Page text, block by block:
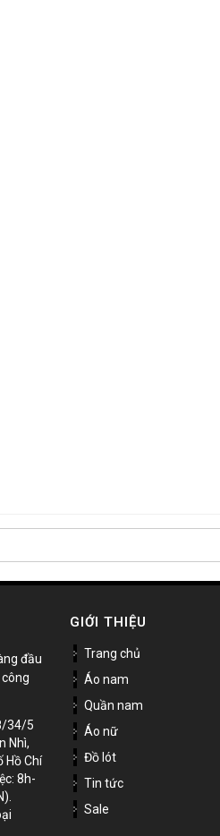
đầu
34/5
Nhì,
Hồ Chí
8h-
GIỚI THIỆU
Trang chủ
Áo nam
Quần nam
Áo nữ
Đồ lót
Tin tức
Sale